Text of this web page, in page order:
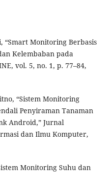
“Smart Monitoring Berbasis
Kelembaban pada
vol. 5, no. 1, p. 77–84,
“Sistem Monitoring
Penyiraman Tanaman
Android,” Jurnal
dan Ilmu Komputer,
Monitoring Suhu dan